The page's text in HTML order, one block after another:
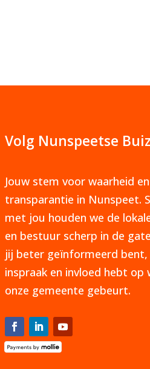
Volg Nunspeetse
Jouw stem voor waarheid en
transparantie in Nunspeet.
met jou houden we de
en bestuur scherp in de
jij beter geïnformeerd
inspraak en invloed hebt op
onze gemeente gebeurt.